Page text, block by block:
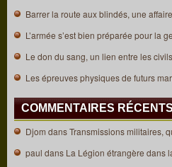
Barrer la route aux blindés, une
L’armée s’est bien préparée pour la
Le don du sang, un lien entre les
Les épreuves physiques de futurs
COMMENTAIRES RÉCENTS
Djom dansTransmissions militaires,
paul dans La Légion étrangère dans